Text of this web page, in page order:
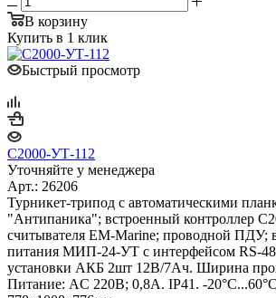
В корзину
Купить в 1 клик
Быстрый просмотр
С2000-УТ-112
Уточняйте у менеджера
Арт.: 26206
Турникет-трипод с автоматическими
"Антипаника"; встроенный контроллер
считывателя EM-Marine; проводной ПДУ;
питания МИП-24-УТ с интерфейсом RS-
установки АКБ 2шт 12В/7Ач. Ширина
Питание: AC 220В; 0,8А. IP41. -